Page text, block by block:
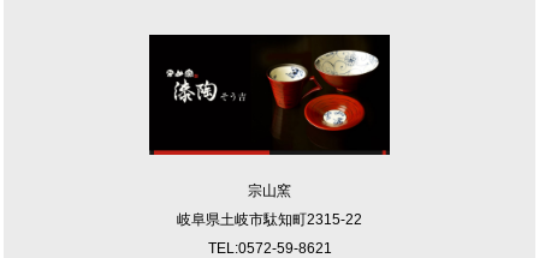
宗山窯
岐阜県土岐市駄知町2315-22
TEL:0572-59-8621